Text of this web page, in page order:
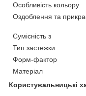
Особливість кольору
Оздоблення та
Сумісність з
Тип застежки
Форм-фактор
Матеріал
Користувальницькі